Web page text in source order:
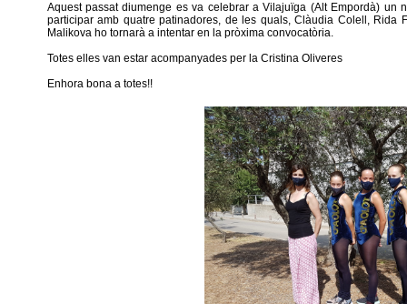
Aquest passat diumenge es va celebrar a Vilajuïga (Alt Empordà) un
participar amb quatre patinadores, de les quals, Clàudia Colell, Rida
Malikova ho tornarà a intentar en la pròxima convocatòria.
Totes elles van estar acompanyades per la Cristina Oliveres
Enhora bona a totes!!